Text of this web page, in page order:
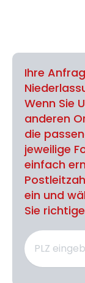
Ihre
Wenn Sie
anderen
die
jeweilige
einfach
ein und
Sie